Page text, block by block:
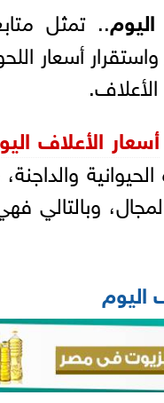
اليوم.. تمثل
واستقرار أسعار
أسعار الأعلاف
وبالتالي
اليوم